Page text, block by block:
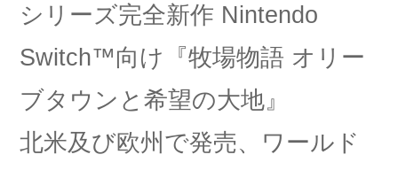
シリーズ完全新作 Nintendo
Switch™向け『牧場物語 オリー
ブタウンと希望の大地』
北米及び欧州で発売、ワールド